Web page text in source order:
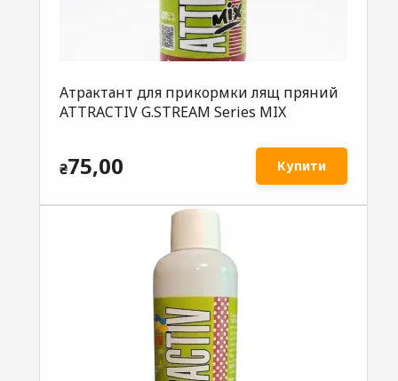
Атрактант для прикормки лящ пряний
ATTRACTIV G.STREAM Series MIX
₴75,00 Купити